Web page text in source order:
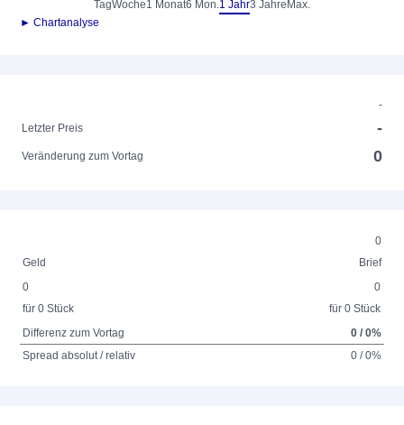
TagWoche1 Monat6 Mon.1 Jahr3 Jahre Max.
► Chartanalyse
-
Letzter Preis
-
Veränderung zum Vortag 0
0
Geld
Brief
0
für 0 Stück
0
für 0 Stück
Differenz zum Vortag
0 / 0%
Spread absolut / relativ
0 / 0%